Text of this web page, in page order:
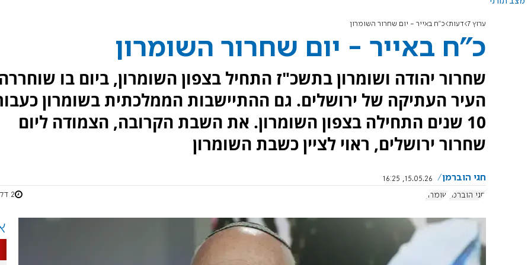
ערוץ 7 דעות כ"ח באייר - יום שחרור השומרון
כ"ח באייר - יום שחרור השומרון
שחרור יהודה ושומרון בתשכ"ז התחיל בצפון השומרון, ביום בו
העיר העתיקה של ירושלים. גם ההתיישבות הממלכתית בשומרון
10 שנים התחילה בצפון השומרון. את השבת הקרובה, הצמודה ליום
שחרור ירושלים, ראוי לציין כשבת השומרון
חגי הוברמן
15.05.26, 16:25
חגי הוברמן
שומרון 2 דקות